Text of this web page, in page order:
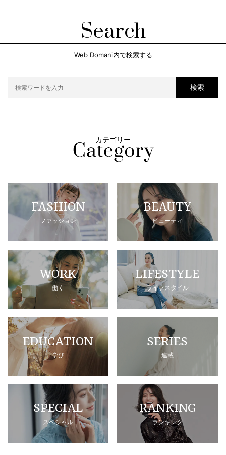
Search
Web Domani内で検索する
検索
カテゴリー
FASHION
ファッション
BEAUTY
ビューティ
WORK
働く
LIFESTYLE
ライフスタイル
EDUCATION
学び
SERIES
連載
SPECIAL
スペシャル
RANKING
ランキング